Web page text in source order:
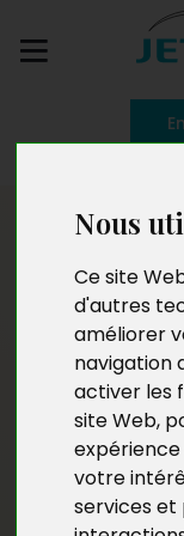
Nous
Ce site
d'autres
améliorer
navigation
activer les
site Web,
votre
services et
Offrir
une
En 2007 naissaient
un souffle de
ambition